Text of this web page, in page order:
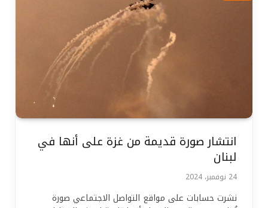
انتشار صورة قديمة من غزة على أنها في
لبنان
24 نوفمبر، 2024
نشرت حسابات على مواقع التواصل الاجتماعي صورة